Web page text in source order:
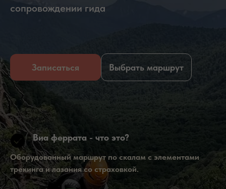
сопровождении гида
Записаться Выбрать маршрут
Виа феррата - что это?
Оборудованный маршрут по скалам с элементами
трекинга и лазания со страховкой.